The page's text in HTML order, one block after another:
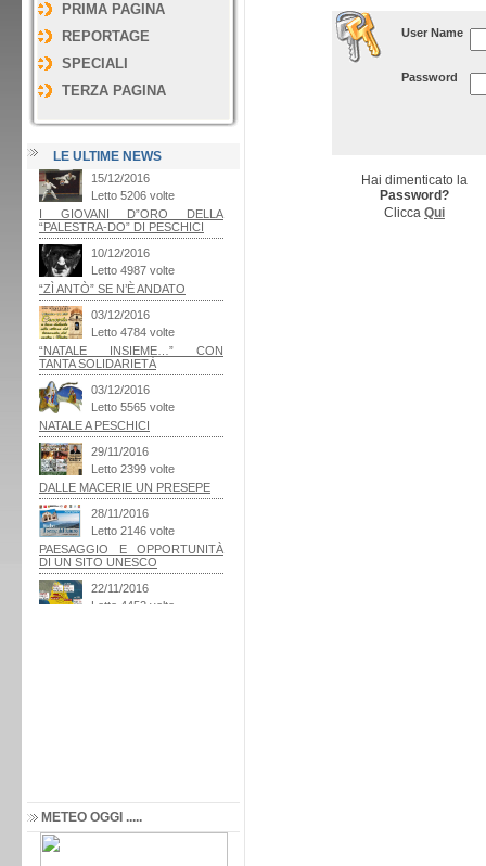
PRIMA PAGINA
REPORTAGE
SPECIALI
TERZA PAGINA
LE ULTIME NEWS
METEO OGGI .....
User Name
Password
Hai dimenticato la
Password?
Clicca Qui